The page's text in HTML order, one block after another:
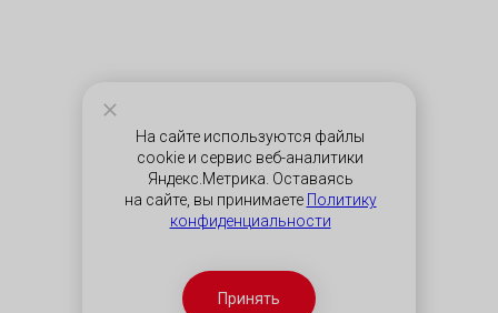
Принять
На сайте используются файлы
cookie и сервис веб-аналитики
Яндекс.Метрика. Оставаясь
на сайте, вы принимаете Политику
конфиденциальности